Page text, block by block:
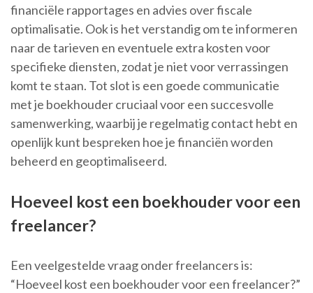
financiële rapportages en advies over fiscale
optimalisatie. Ook is het verstandig om te informeren
naar de tarieven en eventuele extra kosten voor
specifieke diensten, zodat je niet voor verrassingen
komt te staan. Tot slot is een goede communicatie
met je boekhouder cruciaal voor een succesvolle
samenwerking, waarbij je regelmatig contact hebt en
openlijk kunt bespreken hoe je financiën worden
beheerd en geoptimaliseerd.
Hoeveel kost een boekhouder voor een
freelancer?
Een veelgestelde vraag onder freelancers is:
“Hoeveel kost een boekhouder voor een freelancer?”